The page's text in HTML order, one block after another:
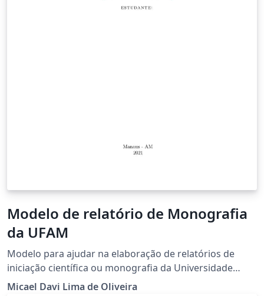
Modelo de relatório de Monografia
da UFAM
Modelo para ajudar na elaboração de relatórios de
iniciação científica ou monografia da Universidade
Federal do Amazonas (UFAM). Na verdade não apenas
Micael Davi Lima de Oliveira